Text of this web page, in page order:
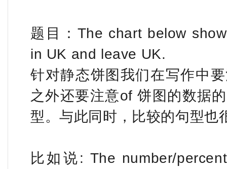
题目：The chart below
in UK and leave UK.
针对静态饼图我们在写作中
之外还要注意of 饼图的数据
型。与此同时，比较的句型也
比如说: The number/